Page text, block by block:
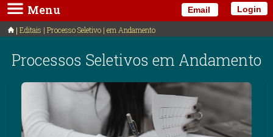
Email
Menu Login
Editais | Processo Seletivo | em Andamento
Processos Seletivos em Andamento